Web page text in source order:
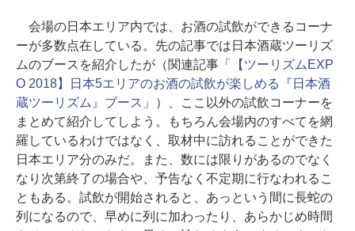
会場の日本エリア内では、お酒の試飲ができるコーナ
ーが多数点在している。先の記事では日本酒蔵ツーリズ
ムのブースを紹介したが（関連記事「
【ツーリズムEXP
O 2018】日本5エリアのお酒の試飲が楽しめる『日本酒
蔵ツーリズム』ブース 」）、ここ以外の試飲コーナーを
まとめて紹介してしよう。もちろん会場内のすべてを網
羅しているわけではなく、取材中に訪れることができた
日本エリア分のみだ。また、数には限りがあるのでなく
なり次第終了の場合や、予告なく不定期に行なわれるこ
ともある。試飲が開始されると、あっという間に長蛇の
列になるので、早めに列に加わったり、あらかじめ時間